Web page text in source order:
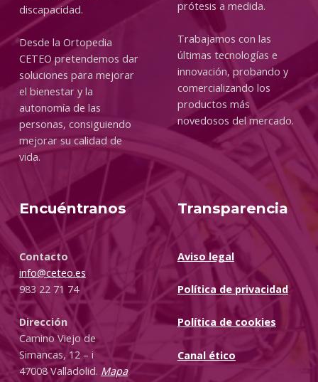
discapacidad.
Desde la Ortopedia
CETEO pretendemos dar
soluciones para mejorar
el bienestar y la
autonomía de las
personas, consiguiendo
mejorar su calidad de
vida.
prótesis a medida.
Trabajamos con las
últimas tecnologías e
innovación, probando y
comercializando los
productos más
novedosos del mercado.
Encuéntranos
Contacto
info@ceteo.es
983 22 71 74
Dirección
Camino Viejo de
Simancas, 12 – i
47008 Valladolid. Mapa
Transparencia
Aviso legal
Política de privacidad
Política de cookies
Canal ético